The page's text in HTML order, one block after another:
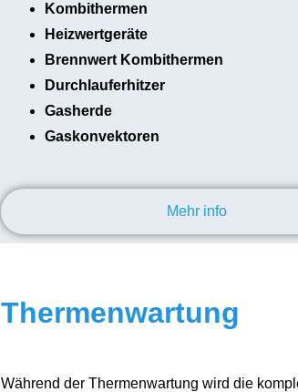
Kombithermen
Heizwertgeräte
Brennwert Kombithermen
Durchlauferhitzer
Gasherde
Gaskonvektoren
Mehr info
Thermenwartung
Während der Thermenwartung wird die